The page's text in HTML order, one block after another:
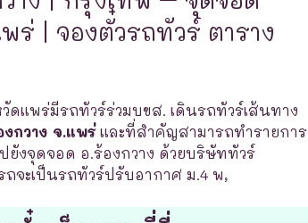
ร่ | จองตั๋วรถทัวร์ ตาราง
ดแพร่มีรถทัวร์ร่วมบขส. เดินรถทัวร์เส้นทาง
กวาง จ.แพร่และที่สำคัญสามารถทำรายการ
ยังจุดจอด อ.ร้องกวาง ด้วยบริษัททัวร์
ถจะเป็นรถทัวร์ปรับอากาศ ม.4 พ,